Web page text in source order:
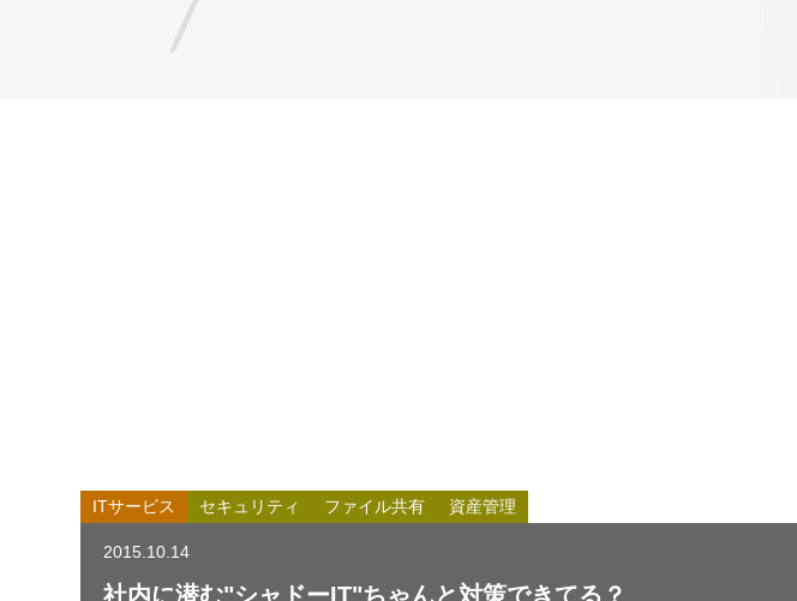
ITサービス セキュリティ ファイル共有 資産管理
2015.10.14
社内に潜む"シャドーIT"ちゃんと対策できてる？